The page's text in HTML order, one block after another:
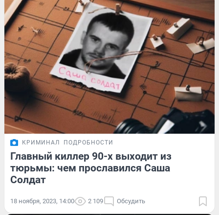
КРИМИНАЛ ПОДРОБНОСТИ
Главный киллер 90-х выходит из
тюрьмы: чем прославился Саша
Солдат
18 ноября, 2023, 14:00 2 109 Обсудить